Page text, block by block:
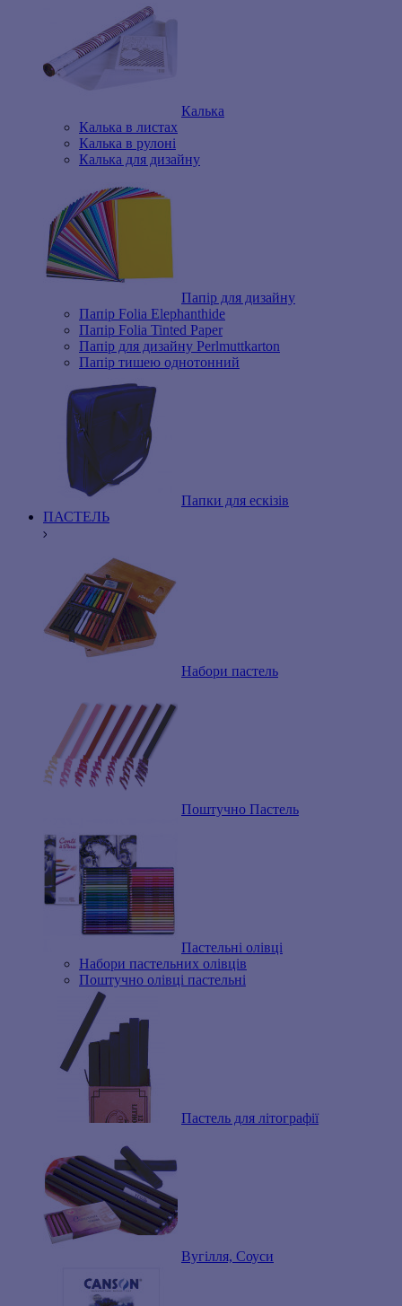
Калька
Калька в листах
Калька в рулоні
Калька для дизайну
Папір для дизайну
Папір Folia Elephanthide
Папір Folia Tinted Paper
Папір для дизайну Perlmuttkarton
Папір тишею однотонний
Папки для ескізів
ПАСТЕЛЬ
Набори пастель
Поштучно Пастель
Пастельні олівці
Набори пастельних олівців
Поштучно олівці пастельні
Пастель для літографії
Вугілля, Соуси